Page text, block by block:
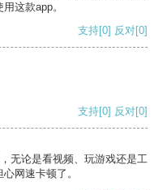
这款app。
支持[0] 反对[0]
支持[0] 反对[0]
无论是看视频、玩游戏还是工
网速卡顿了。